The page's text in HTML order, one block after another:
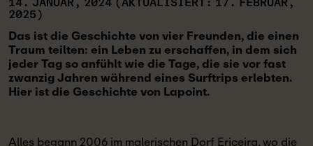
14. JANUAR, 2024 (AKTUALISIERT: 17. FEBRUAR,
2025)
Das ist die Geschichte von vier Freunden, die einen
Traum teilten: ein Leben zu erschaffen, in dem sich
jeder Tag so anfühlt wie die Tage, die sie vor fast
zwanzig Jahren während eines Surftrips erlebten.
Hier ist die Geschichte von Lapoint.
Alles begann 2006 im malerischen Dorf Ericeira, wo die